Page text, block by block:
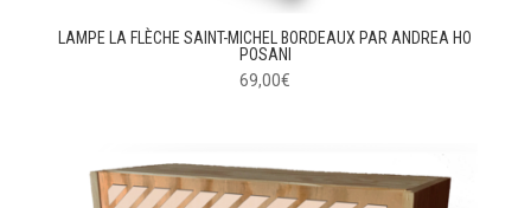
LAMPE LA FLÈCHE SAINT-MICHEL BORDEAUX PAR ANDREA HO
POSANI
69,00€